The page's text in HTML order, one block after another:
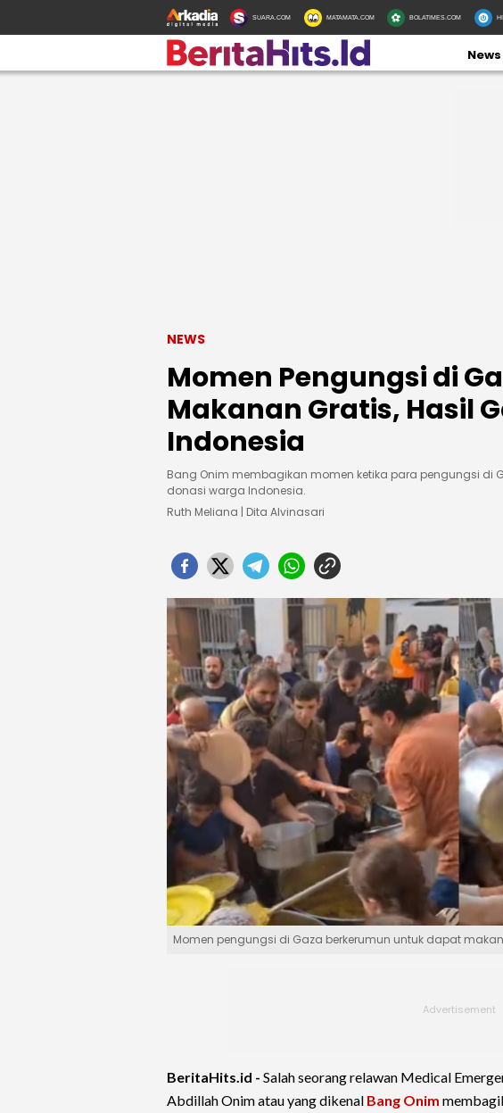
SUARA.COM MATAMATA.COM BOLATIMES.COM
News
NEWS
Momen Pengungsi di
Makanan Gratis, Hasil
Indonesia
Bang Onim membagikan momen ketika para pengungsi di
donasi warga Indonesia.
Ruth Meliana | Dita Alvinasari
Momen pengungsi di Gaza berkerumun untuk dapat
BeritaHits.id - Salah seorang relawan Medical
Abdillah Onim atau yang dikenal Bang Onim